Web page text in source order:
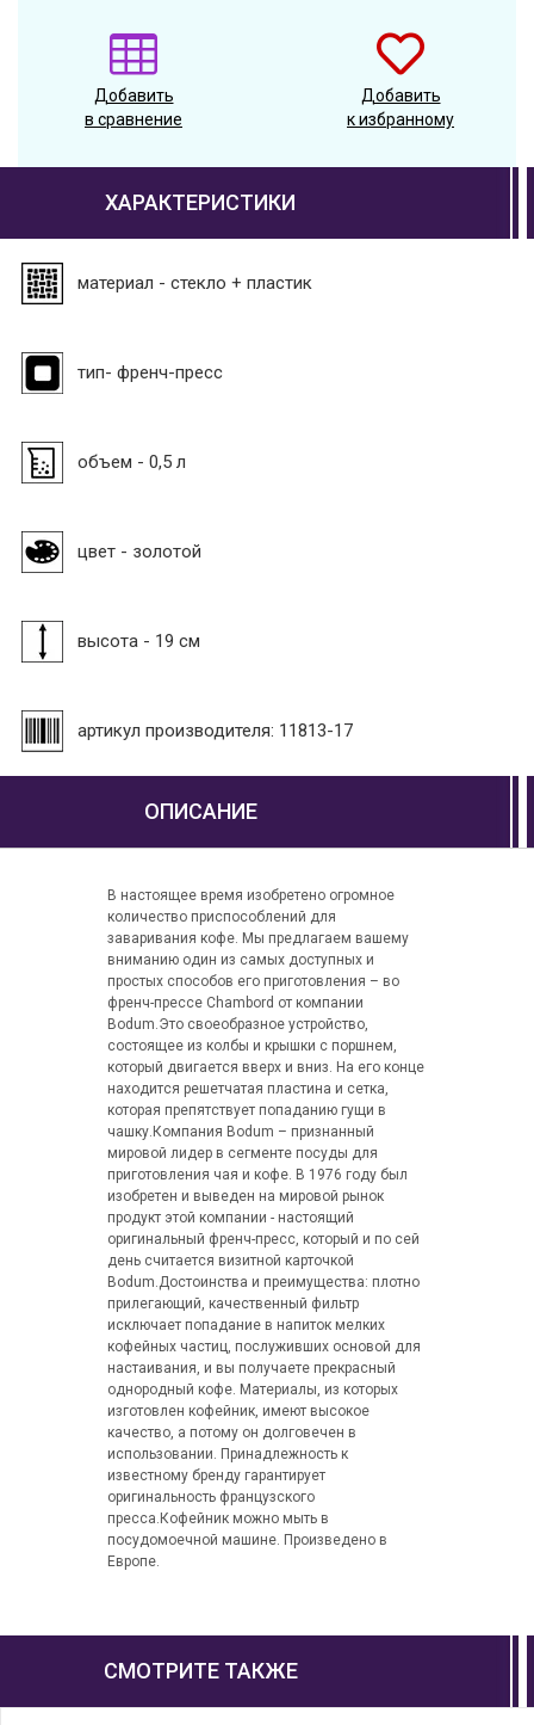
Добавить
в сравнение
Добавить
к избранному
ХАРАКТЕРИСТИКИ
материал - стекло + пластик
тип- френч-пресс
объем - 0,5 л
цвет - золотой
высота - 19 см
артикул производителя: 11813-17
ОПИСАНИЕ
В настоящее время изобретено огромное
количество приспособлений для
заваривания кофе. Мы предлагаем вашему
вниманию один из самых доступных и
простых способов его приготовления – во
френч-прессе Chambord от компании
Bodum.Это своеобразное устройство,
состоящее из колбы и крышки с поршнем,
который двигается вверх и вниз. На его конце
находится решетчатая пластина и сетка,
которая препятствует попаданию гущи в
чашку.Компания Bodum – признанный
мировой лидер в сегменте посуды для
приготовления чая и кофе. В 1976 году был
изобретен и выведен на мировой рынок
продукт этой компании - настоящий
оригинальный френч-пресс, который и по сей
день считается визитной карточкой
Bodum.Достоинства и преимущества: плотно
прилегающий, качественный фильтр
исключает попадание в напиток мелких
кофейных частиц, послуживших основой для
настаивания, и вы получаете прекрасный
однородный кофе. Материалы, из которых
изготовлен кофейник, имеют высокое
качество, а потому он долговечен в
использовании. Принадлежность к
известному бренду гарантирует
оригинальность французского
пресса.Кофейник можно мыть в
посудомоечной машине. Произведено в
Европе.
СМОТРИТЕ ТАКЖЕ